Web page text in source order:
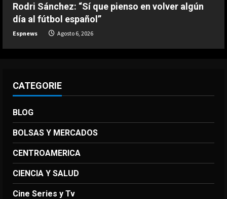
DEPORTES
La FIFA reitera su apoyo a Infantino
pero reconoce que “se cometieron
Rodri Sánchez: “Sí que pienso en volver algún
día al fútbol español”
Espnews Agosto 6, 2026
CATEGORIE
BLOG
BOLSAS Y MERCADOS
CENTROAMERICA
CIENCIA Y SALUD
Cine Series y Tv